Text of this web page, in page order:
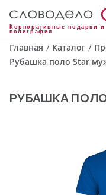
Корпоративные подарки и
полиграфия
Главная / Каталог /
Рубашка поло Star
РУБАШКА